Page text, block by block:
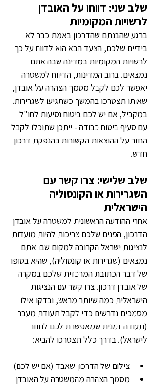
שלב שני: דווחו על האובדן
לרשויות המקומיות
ברגע שהבנתם שהדרכון באמת כבר לא
בידיים שלכם, הצעד הבא הוא לדווח על כך
לרשויות המקומיות במדינה שבה אתם
נמצאים. ברוב המדינות, הדיווח למשטרה
יאפשר לכם לקבל מסמך הצהרה על אובדן,
שאותו תצטרכו בהמשך כשתגיעו לשגרירות.
במקביל, אם יש לכם ביטוח נסיעות לחו"ל
עם סעיף ביטוח כבודה - ייתכן שתוכלו לקבל
החזר על ההוצאות הקשורות בהנפקת דרכון
חדש.
שלב שלישי: צרו קשר עם
השגרירות או הקונסוליה
הישראלית
אחרי ההודעה הראשונית למשטרה על אובדן
הדרכון, הפנים שלכם צריכות להיות מועדות
לנציגות ישראל הקרובה למקום שבו אתם
נמצאים (שגרירות או קונסוליה), שהיא בסופו
של דבר הכתובת המרכזית שלכם במקרה
של אובדן דרכון. צרו קשר עם הנציגות
הישראלית כמה שיותר מראש, ובדקו אילו
מסמכים נדרשים כדי לקבל תעודת מעבר
(תעודה זמנית שמאפשרת לכם לחזור
לישראל). בדרך כלל תצטרכו להביא:
צילום של הדרכון שאבד (אם יש לכם)
מסמך הצהרה מהמשטרה על האובדן